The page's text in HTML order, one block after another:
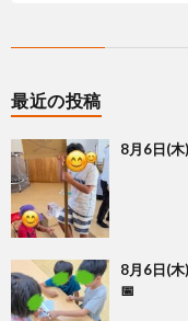
最近の投稿
8月6日(木
8月6日(
📅